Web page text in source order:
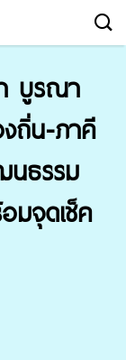
บูรณา
ถิ่น-ภาคี
นธรรม
จุดเช็ค